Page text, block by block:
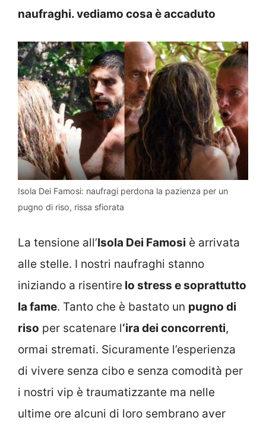
naufraghi.vediamo cosa è accaduto
Isola Dei Famosi: naufragi perdona la pazienza per un
pugno di riso, rissa sfiorata
La tensione all’Isola Dei Famosi è arrivata
alle stelle. I nostri naufraghi stanno
iniziando a risentire lo stress e soprattutto
la fame. Tanto che è bastato un pugno di
riso per scatenare l‘ira dei concorrenti,
ormai stremati. Sicuramente l’esperienza
di vivere senza cibo e senza comodità per
i nostri vip è traumatizzante ma nelle
ultime ore alcuni di loro sembrano aver